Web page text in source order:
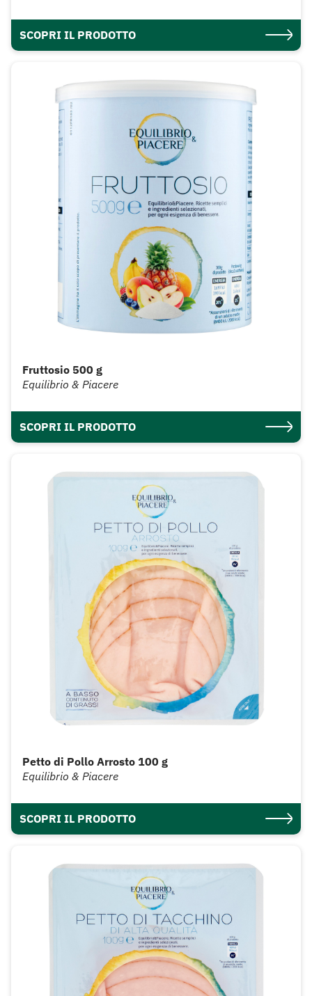
SCOPRI IL PRODOTTO
Fruttosio 500 g
Equilibrio & Piacere
SCOPRI IL PRODOTTO
Petto di Pollo Arrosto 100 g
Equilibrio & Piacere
SCOPRI IL PRODOTTO